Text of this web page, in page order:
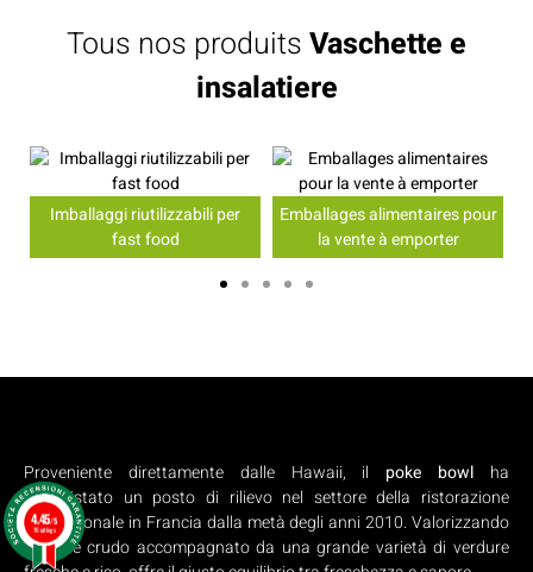
Tous nos produitsVaschette e
insalatiere
Imballaggi riutilizzabili per
fast food
Emballages alimentaires pour
la vente à emporter
Proveniente direttamente dalle Hawaii, il poke bowl ha
conquistato un posto di rilievo nel settore della ristorazione
professionale in Francia dalla metà degli anni 2010. Valorizzando
il pesce crudo accompagnato da una grande varietà di verdure
4.45/5
16 ratings